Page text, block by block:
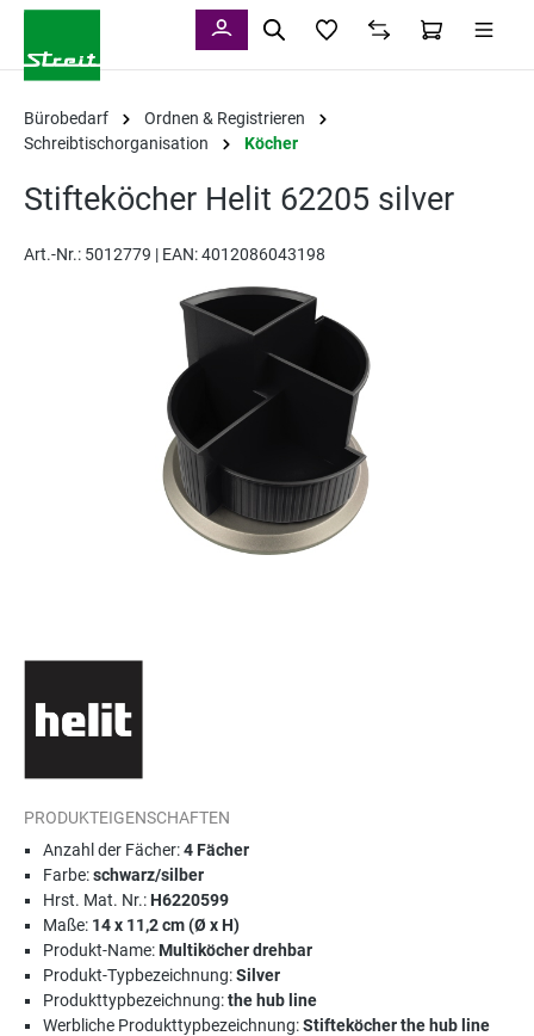
Bürobedarf
Ordnen & Registrieren
Schreibtischorganisation
Köcher
Stifteköcher Helit 62205 silver
Art.-Nr.: 5012779 | EAN: 4012086043198
Bildergalerie überspringen
PRODUKTEIGENSCHAFTEN
Anzahl der Fächer:4 Fächer
Farbe:schwarz/silber
Hrst. Mat. Nr.:H6220599
Maße: 14 x 11,2 cm (Ø x H)
Produkt-Name:Multiköcher drehbar
Produkt-Typbezeichnung:Silver
Produkttypbezeichnung:the hub line
Werbliche Produkttypbezeichnung:Stifteköcher the hub line